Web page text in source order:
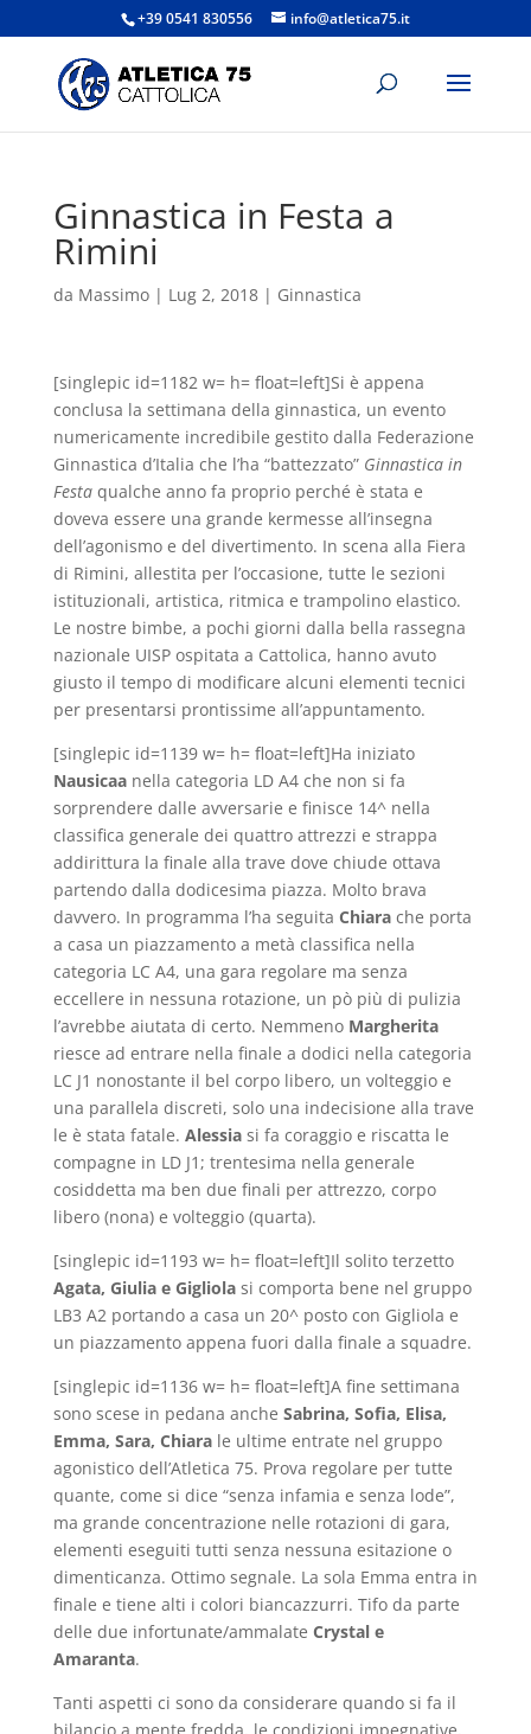
+39 0541 830556 info@atletica75.it
Ginnastica in Festa a
Rimini
da Massimo| Lug 2, 2018| Ginnastica
[singlepic id=1182 w= h= float=left]Si è appena
conclusa la settimana della ginnastica, un evento
numericamente incredibile gestito dalla Federazione
Ginnastica d’Italia che l’ha “battezzato” Ginnastica in
Festaqualche anno fa proprio perché è stata e
doveva essere una grande kermesse all’insegna
dell’agonismo e del divertimento. In scena alla Fiera
di Rimini, allestita per l’occasione, tutte le sezioni
istituzionali, artistica, ritmica e trampolino elastico.
Le nostre bimbe, a pochi giorni dalla bella rassegna
nazionale UISP ospitata a Cattolica, hanno avuto
giusto il tempo di modificare alcuni elementi tecnici
per presentarsi prontissime all’appuntamento.
[singlepic id=1139 w= h= float=left]Ha iniziato
Nausicaanella categoria LD A4 che non si fa
sorprendere dalle avversarie e finisce 14^ nella
classifica generale dei quattro attrezzi e strappa
addirittura la finale alla trave dove chiude ottava
partendo dalla dodicesima piazza. Molto brava
davvero. In programma l’ha seguita Chiarache porta
a casa un piazzamento a metà classifica nella
categoria LC A4, una gara regolare ma senza
eccellere in nessuna rotazione, un pò più di pulizia
l’avrebbe aiutata di certo. Nemmeno Margherita
riesce ad entrare nella finale a dodici nella categoria
LC J1 nonostante il bel corpo libero, un volteggio e
una parallela discreti, solo una indecisione alla trave
le è stata fatale. Alessiasi fa coraggio e riscatta le
compagne in LD J1; trentesima nella generale
cosiddetta ma ben due finali per attrezzo, corpo
libero (nona) e volteggio (quarta).
[singlepic id=1193 w= h= float=left]Il solito terzetto
Agata, Giulia e Gigliolasi comporta bene nel gruppo
LB3 A2 portando a casa un 20^ posto con Gigliola e
un piazzamento appena fuori dalla finale a squadre.
[singlepic id=1136 w= h= float=left]A fine settimana
sono scese in pedana anche Sabrina, Sofia, Elisa,
Emma, Sara, Chiarale ultime entrate nel gruppo
agonistico dell’Atletica 75. Prova regolare per tutte
quante, come si dice “senza infamia e senza lode”,
ma grande concentrazione nelle rotazioni di gara,
elementi eseguiti tutti senza nessuna esitazione o
dimenticanza. Ottimo segnale. La sola Emma entra in
finale e tiene alti i colori biancazzurri. Tifo da parte
delle due infortunate/ammalate Crystal e
Amaranta.
Tanti aspetti ci sono da considerare quando si fa il